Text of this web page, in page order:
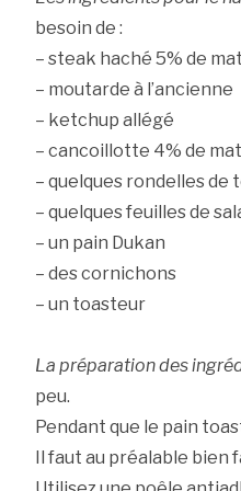
besoin de :
– steak haché 5% de
– moutarde à l’ancienne
– ketchup allégé
– cancoillotte 4% de
– quelques rondelles de
– quelques feuilles de
– un pain Dukan
– des cornichons
– un toasteur
La préparation des
peu.
Pendant que le pain
Il faut au préalable